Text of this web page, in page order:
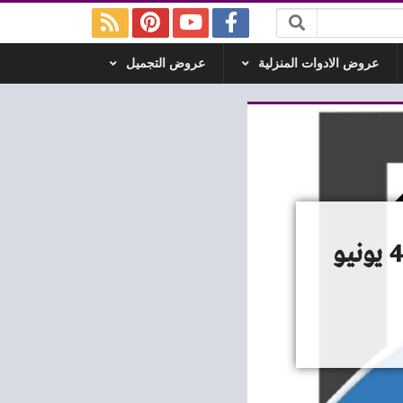
عروض الادوات المنزلية عروض التجميل
عروض دبى فون للموبايلات و الاكسسوارات من 4 يونيو